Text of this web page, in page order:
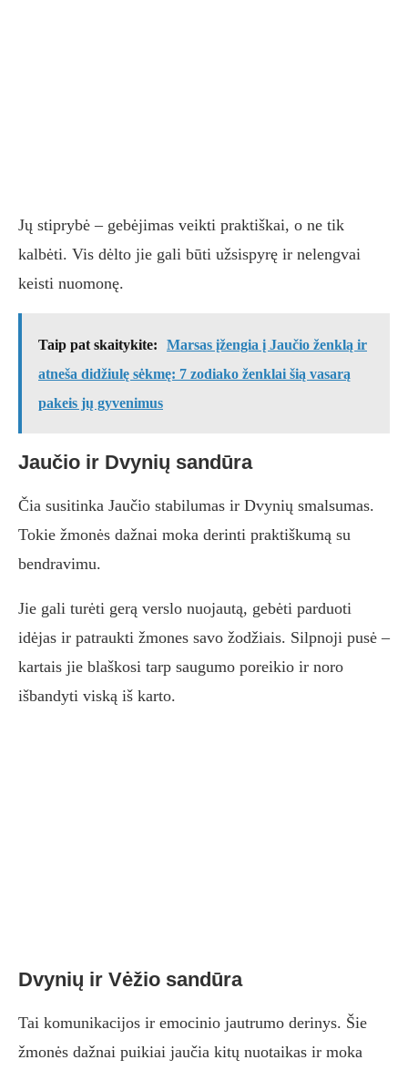
Jų stiprybė – gebėjimas veikti praktiškai, o ne tik
kalbėti. Vis dėlto jie gali būti užsispyrę ir nelengvai
keisti nuomonę.
Taip pat skaitykite:
Marsas įžengia į Jaučio ženklą ir
atneša didžiulę sėkmę: 7 zodiako ženklai šią vasarą
pakeis jų gyvenimus
Jaučio ir Dvynių sandūra
Čia susitinka Jaučio stabilumas ir Dvynių smalsumas.
Tokie žmonės dažnai moka derinti praktiškumą su
bendravimu.
Jie gali turėti gerą verslo nuojautą, gebėti parduoti
idėjas ir patraukti žmones savo žodžiais. Silpnoji pusė –
kartais jie blaškosi tarp saugumo poreikio ir noro
išbandyti viską iš karto.
Dvynių ir Vėžio sandūra
Tai komunikacijos ir emocinio jautrumo derinys. Šie
žmonės dažnai puikiai jaučia kitų nuotaikas ir moka